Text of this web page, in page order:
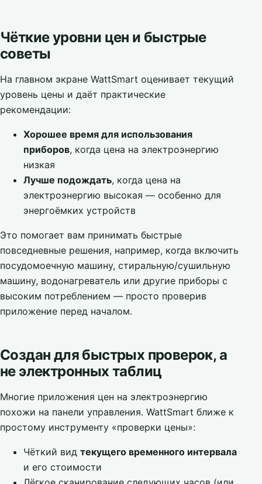
Чёткие уровни цен и быстрые
советы
На главном экране WattSmart оценивает текущий
уровень цены и даёт практические
рекомендации:
Хорошее время для использования
приборов, когда цена на электроэнергию
низкая
Лучше подождать, когда цена на
электроэнергию высокая — особенно для
энергоёмких устройств
Это помогает вам принимать быстрые
повседневные решения, например, когда включить
посудомоечную машину, стиральную/сушильную
машину, водонагреватель или другие приборы с
высоким потреблением — просто проверив
приложение перед началом.
Создан для быстрых проверок, а
не электронных таблиц
Многие приложения цен на электроэнергию
похожи на панели управления. WattSmart ближе к
простому инструменту «проверки цены»:
Чёткий вид текущего временного интервала
и его стоимости